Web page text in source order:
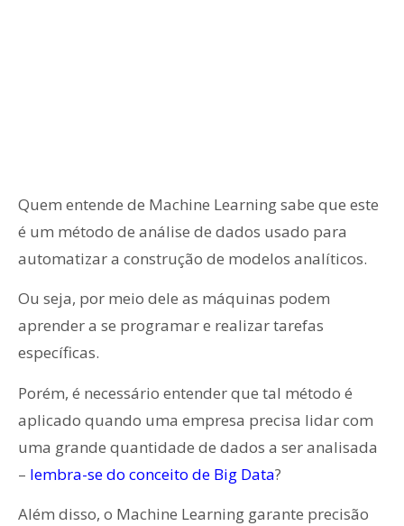
Quem entende de Machine Learning sabe que este
é um método de análise de dados usado para
automatizar a construção de modelos analíticos.
Ou seja, por meio dele as máquinas podem
aprender a se programar e realizar tarefas
específicas.
Porém, é necessário entender que tal método é
aplicado quando uma empresa precisa lidar com
uma grande quantidade de dados a ser analisada
– lembra-se do conceito de Big Data?
Além disso, o Machine Learning garante precisão